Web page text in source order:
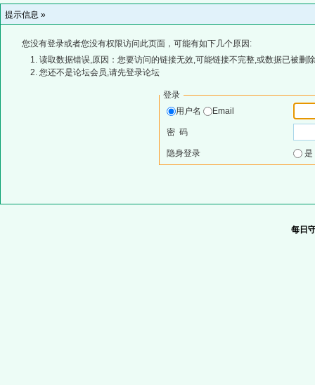
提示信息 »
您没有登录或者您没有权限访问此页面，可能有如下几个原因:
读取数据错误,原因：您要访问的链接无效,可能链接不完整,或数据已被删
您还不是论坛会员,请先登录论坛
登录
用户名
Email
密 码
隐身登录
每日